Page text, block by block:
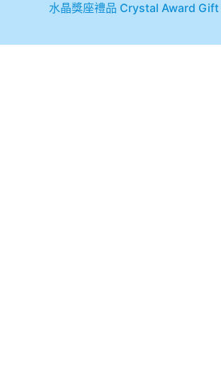
水晶獎座禮品 Crystal Award